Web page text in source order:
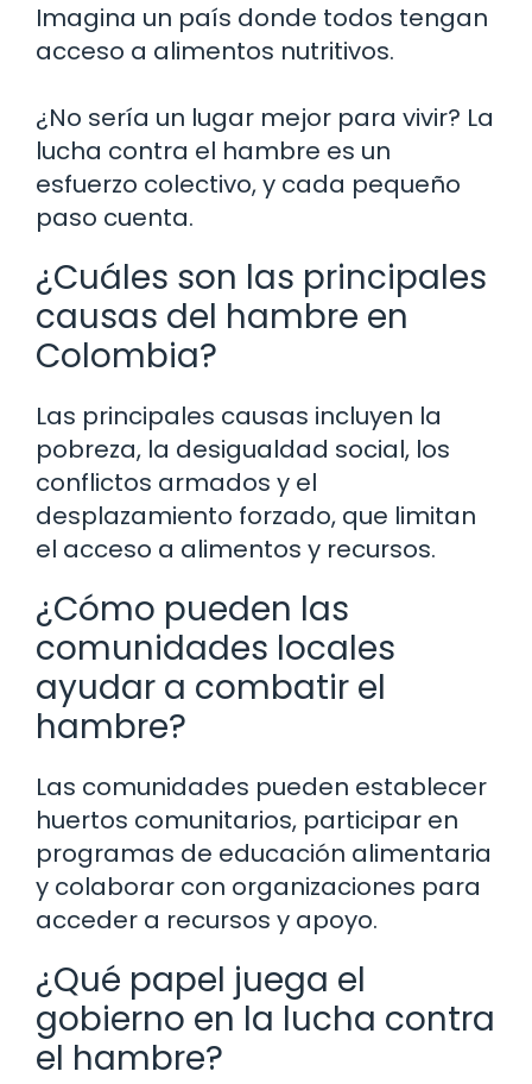
Imagina un país donde todos tengan
acceso a alimentos nutritivos.
¿No sería un lugar mejor para vivir? La
lucha contra el hambre es un
esfuerzo colectivo, y cada pequeño
paso cuenta.
¿Cuáles son las principales
causas del hambre en
Colombia?
Las principales causas incluyen la
pobreza, la desigualdad social, los
conflictos armados y el
desplazamiento forzado, que limitan
el acceso a alimentos y recursos.
¿Cómo pueden las
comunidades locales
ayudar a combatir el
hambre?
Las comunidades pueden establecer
huertos comunitarios, participar en
programas de educación alimentaria
y colaborar con organizaciones para
acceder a recursos y apoyo.
¿Qué papel juega el
gobierno en la lucha contra
el hambre?